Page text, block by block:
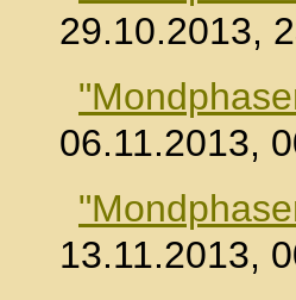
29.10.2013,
06.11.2013,
13.11.2013,